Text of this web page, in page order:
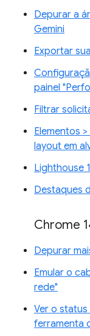
Depurar a
Gemini
Exportar
painel
Filtrar
Elementos
layout em
Lighthouse
Destaques
Chrome
Depurar
Emular o
rede"
Ver o status
ferramenta